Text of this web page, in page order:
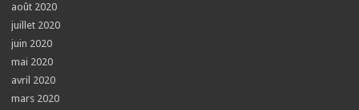
août 2020
juillet 2020
juin 2020
mai 2020
avril 2020
mars 2020